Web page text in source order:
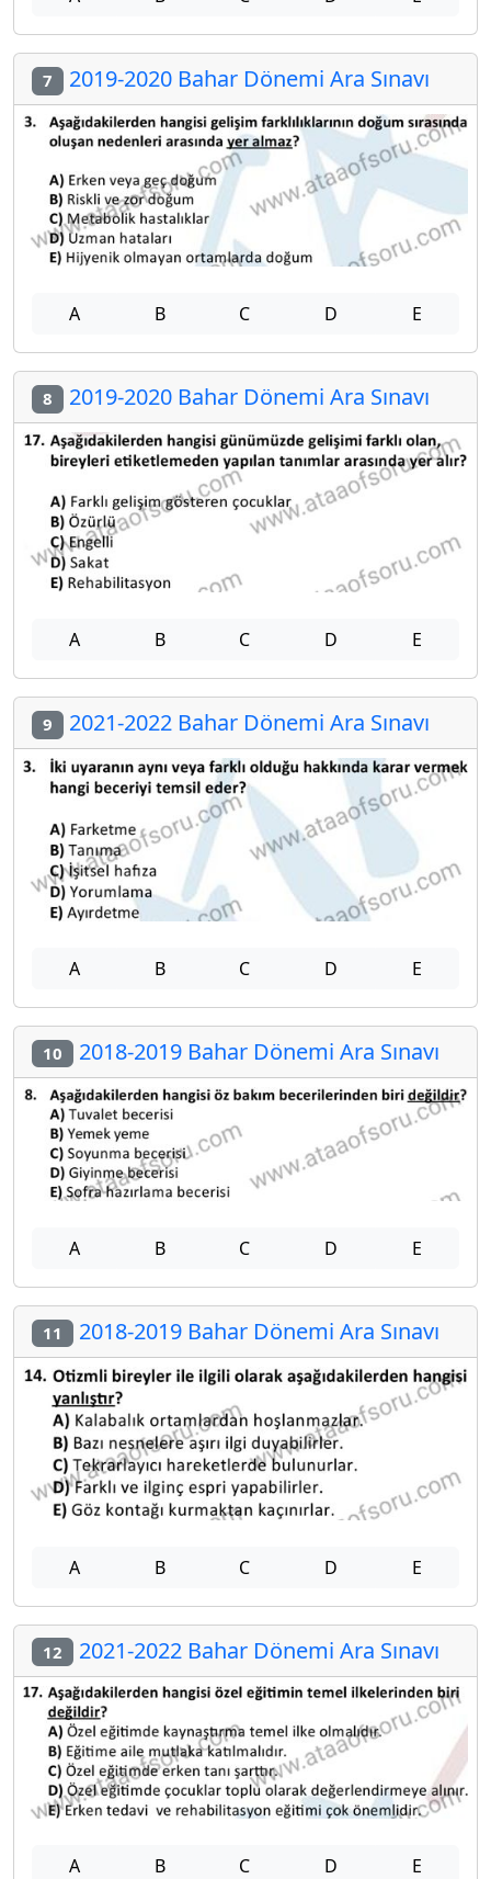
7 2019-2020 Bahar Dönemi Ara Sınavı
A B C D E
8 2019-2020 Bahar Dönemi Ara Sınavı
A B C D E
9 2021-2022 Bahar Dönemi Ara Sınavı
A B C D E
10 2018-2019 Bahar Dönemi Ara Sınavı
A B C D E
11 2018-2019 Bahar Dönemi Ara Sınavı
A B C D E
12 2021-2022 Bahar Dönemi Ara Sınavı
A B C D E